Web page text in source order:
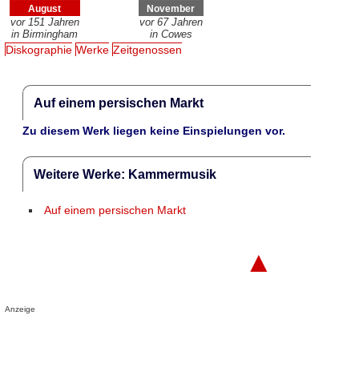
August
vor 151 Jahren
in Birmingham
November
vor 67 Jahren
in Cowes
Diskographie Werke Zeitgenossen
Auf einem persischen Markt
Zu diesem Werk liegen keine Einspielungen vor.
Weitere Werke: Kammermusik
Auf einem persischen Markt
▲
Anzeige